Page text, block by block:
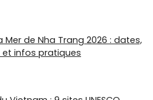
Mer de Nha Trang 2026 : dates,
infos pratiques